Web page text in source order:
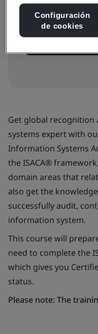
€3330
Get global
systems expert with
Information Systems
the ISACA®
domain areas that
also get the
successfully audit,
information system.
This course will
need to complete the
which gives you
status.
Please note: The
Configuración
de cookies